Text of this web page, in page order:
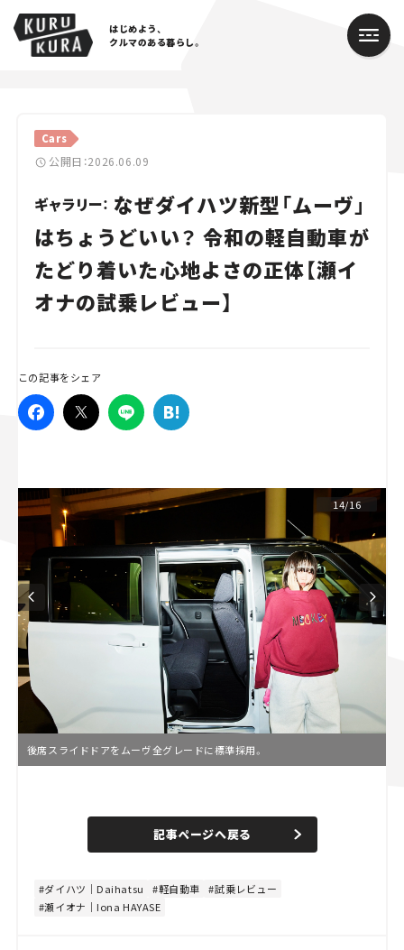
はじめよう、
クルマのある暮らし。
Cars
公開日：2026.06.09
ギャラリー： なぜダイハツ新型「ムーヴ」
はちょうどいい？ 令和の軽自動車が
たどり着いた心地よさの正体【瀬イ
オナの試乗レビュー】
この記事をシェア
14/16
後席スライドドアをムーヴ全グレードに標準採用。
n
e
d
4
記事ページへ戻る
ダイハツ｜Daihatsu 軽自動車
試乗レビュー
瀬イオナ｜Iona HAYASE
Cars
Lifestyle
Traffic
Special
Campaign
人気のハッシュタグ
スズキ ジムニー｜Suzuki Jimny